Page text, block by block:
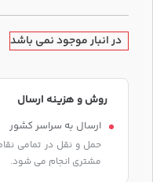
در انبار موجود نمی باشد
روش و هزینه ارسال
ارسال به سراسر کشور
حمل و نقل در تمامی
مشتری انجام می شود.